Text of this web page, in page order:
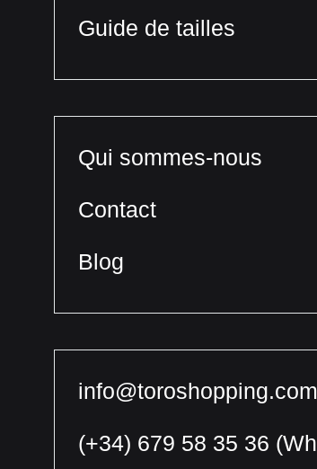
Guide de tailles
Qui sommes-nous
Contact
Blog
info@toroshopping.com
(+34) 679 58 35 36